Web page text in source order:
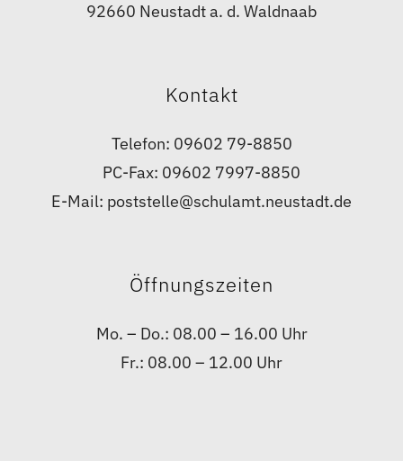
92660 Neustadt a. d. Waldnaab
Kontakt
Telefon: 09602 79-8850
PC-Fax: 09602 7997-8850
E-Mail: poststelle@schulamt.neustadt.de
Öffnungszeiten
Mo. – Do.: 08.00 – 16.00 Uhr
Fr.: 08.00 – 12.00 Uhr